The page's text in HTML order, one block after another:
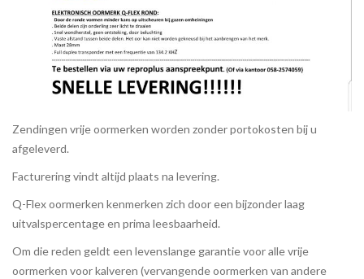
Zendingen vrije oormerken worden zonder portokosten bij u
afgeleverd.
Facturering vindt altijd plaats na levering.
Q-Flex oormerken kenmerken zich door een bijzonder laag
uitvalspercentage en prima leesbaarheid.
Om die reden geldt een levenslange garantie voor alle vrije
oormerken voor kalveren (vervangende oormerken van andere